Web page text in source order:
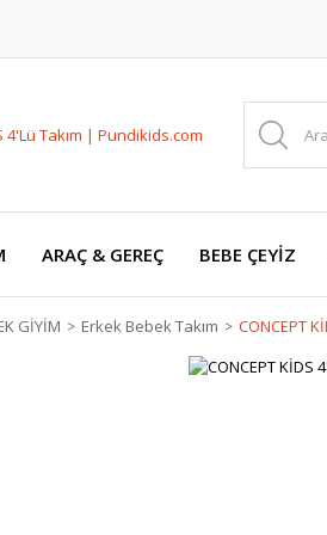
ARAÇ & GEREÇ BEBE ÇEYİZ
GİYİM Erkek Bebek Takım CONCEPT